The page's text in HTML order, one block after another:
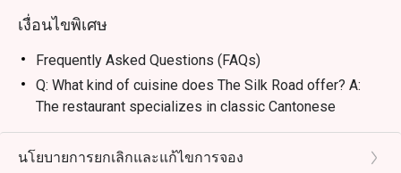
・สำหรับคนไทย ที่นี่คือตัวเลือกระดับท็อปสำหรับมื้ออาหาร
จีนสุดหรูที่มอบบริการระดับ 5 ดาวอย่างไม่มีที่ติ ส่วนนักท่อง
เที่ยวจะประทับใจกับคุณภาพอาหารชั้นเลิศและความคุ้มค่า
ในทำเลใจกลางย่าน ถนนวิทยุ และใกล้ BTS เพลินจิต
ต้องการเพื่อรับส่วนลดสูงสุด 50% สำหรับค่าอาหาร
เงื่อนไขพิเศษ
Frequently Asked Questions (FAQs)
Q: What kind of cuisine does The Silk Road offer? A:
The restaurant specializes in classic Cantonese
cuisine elevated with a modern flair, featuring traditional
recipes and premium ingredients.
นโยบายการยกเลิกและแก้ไขการจอง